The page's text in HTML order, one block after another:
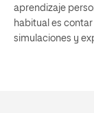
aprendizaje
habitual es contar
simulaciones y